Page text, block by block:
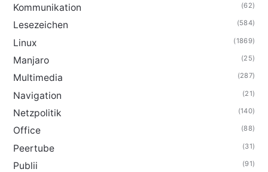
Kommunikation (62)
Lesezeichen (584)
Linux (1869)
Manjaro (25)
Multimedia (287)
Navigation (21)
Netzpolitik (140)
Office (88)
Peertube (31)
Publii (91)